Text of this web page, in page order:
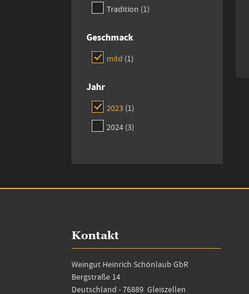
Tradition 1item
Geschmack
mild 1item
Jahr
2023 1item
2024 3items
Kontakt
Weingut Heinrich Schönlaub GbR
Bergstraße 14
Deutschland - 76889 Gleiszellen